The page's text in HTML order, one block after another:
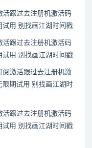
活跟过去注册机激活码
用 别找画江湖时间戳
活跟过去注册机激活码
用 别找画江湖时间戳
阅激活跟过去注册机激
期试用 别找画江湖时
活跟过去注册机激活码
用 别找画江湖时间戳